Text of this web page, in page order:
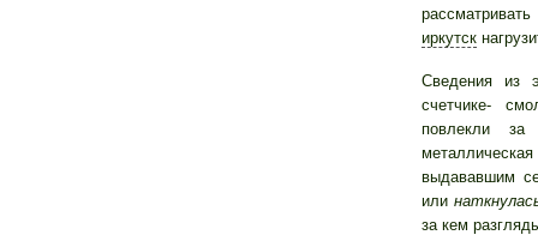
иркутск
Сведения из
счетчике-
повлекли за
выдававшим
или
за кем